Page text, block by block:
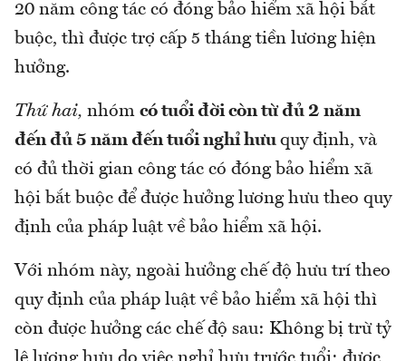
20 năm công tác có đóng bảo hiểm xã hội bắt
buộc, thì được trợ cấp 5 tháng tiền lương hiện
hưởng.
Thứ hai, nhóm có tuổi đời còn từ đủ 2 năm
đến đủ 5 năm đến tuổi nghỉ hưu quy định, và
có đủ thời gian công tác có đóng bảo hiểm xã
hội bắt buộc để được hưởng lương hưu theo quy
định của pháp luật về bảo hiểm xã hội.
Với nhóm này, ngoài hưởng chế độ hưu trí theo
quy định của pháp luật về bảo hiểm xã hội thì
còn được hưởng các chế độ sau: Không bị trừ tỷ